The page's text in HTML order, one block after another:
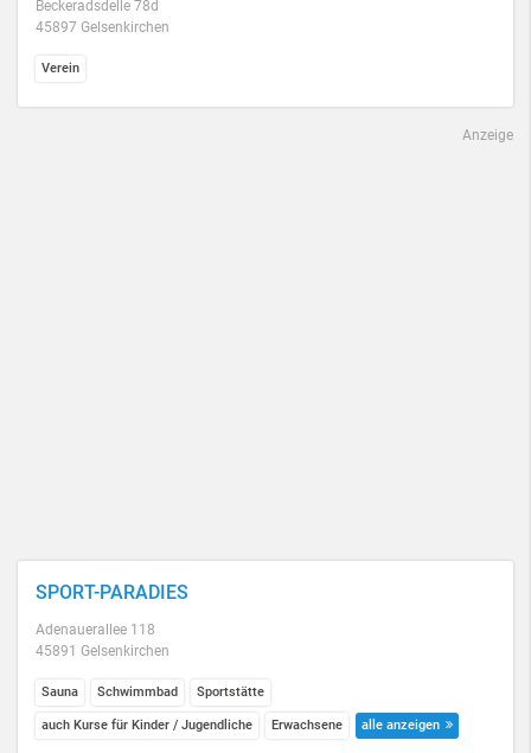
Beckeradsdelle 78d
45897 Gelsenkirchen
Verein
Anzeige
SPORT-PARADIES
Adenauerallee 118
45891 Gelsenkirchen
Sauna Schwimmbad Sportstätte
auch Kurse für Kinder / Jugendliche Erwachsene alle anzeigen